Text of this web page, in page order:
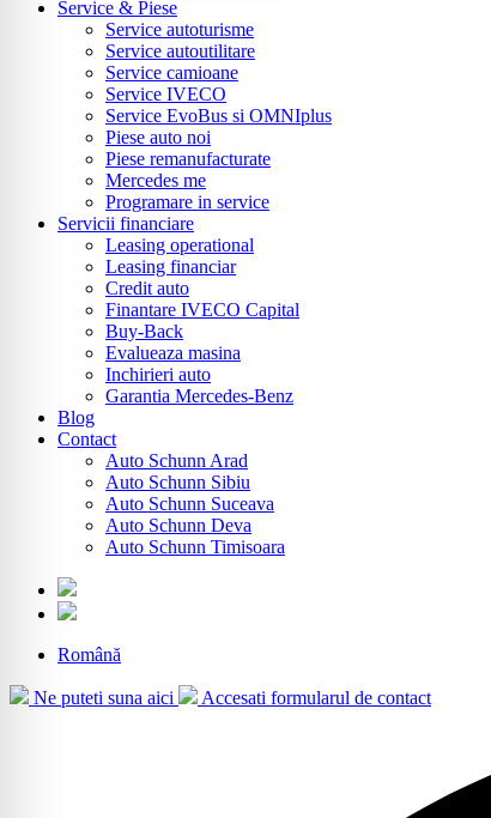
Service & Piese
Service autoturisme
Service autoutilitare
Service camioane
Service IVECO
Service EvoBus si OMNIplus
Piese auto noi
Piese remanufacturate
Mercedes me
Programare in service
Servicii financiare
Leasing operational
Leasing financiar
Credit auto
Finantare IVECO Capital
Buy-Back
Evalueaza masina
Inchirieri auto
Garantia Mercedes-Benz
Blog
Contact
Auto Schunn Arad
Auto Schunn Sibiu
Auto Schunn Suceava
Auto Schunn Deva
Auto Schunn Timisoara
Română
Ne puteti suna aici Accesati formularul de contact